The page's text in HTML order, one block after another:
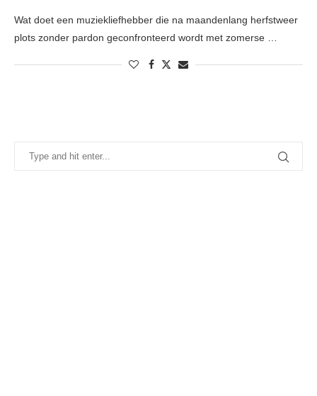
Wat doet een muziekliefhebber die na maandenlang herfstweer
plots zonder pardon geconfronteerd wordt met zomerse …